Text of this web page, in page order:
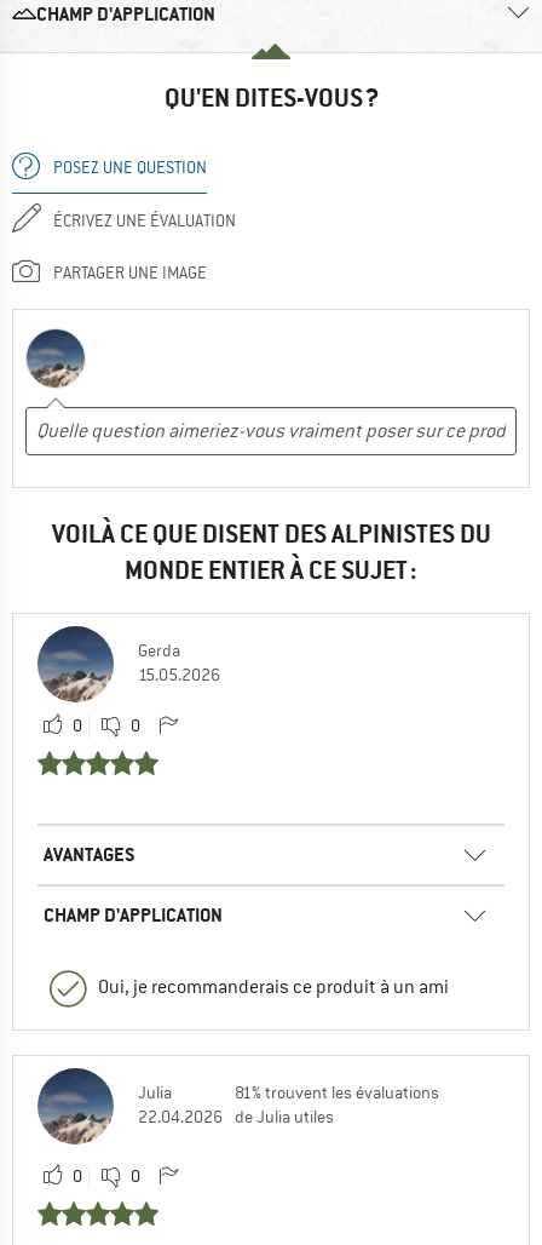
CHAMP D'APPLICATION
QU'EN DITES-VOUS ?
POSEZ UNE QUESTION
ÉCRIVEZ UNE ÉVALUATION
PARTAGER UNE IMAGE
VOILÀ CE QUE DISENT DES ALPINISTES DU
MONDE ENTIER À CE SUJET :
Gerda
15.05.2026
0 0
AVANTAGES
CHAMP D'APPLICATION
Oui, je recommanderais ce produit à un ami
Julia
22.04.2026
81% trouvent les évaluations
de Julia utiles
0 0